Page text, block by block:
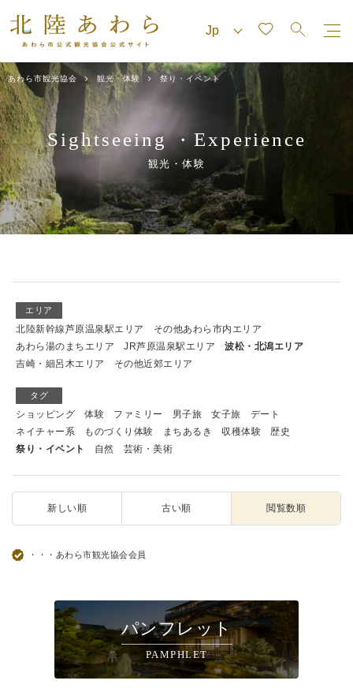
あわら市観光協会 観光・体験 祭り・イベント
Sightseeing・ Experience
観光・体験
エリア
北陸新幹線芦原温泉駅エリア
その他あわら市内エリア
あわら湯のまちエリア
JR芦原温泉駅エリア
波松・北潟エリア
吉崎・細呂木エリア
その他近郊エリア
タグ
ショッピング 体験 ファミリー 男子旅 女子旅
デート
ネイチャー系
ものづくり体験 まちあるき 収穫体験
歴史
祭り・イベント
自然 芸術・美術
新しい順 古い順 閲覧数順
・・・あわら市観光協会会員
パンフレット
PAMPHLET